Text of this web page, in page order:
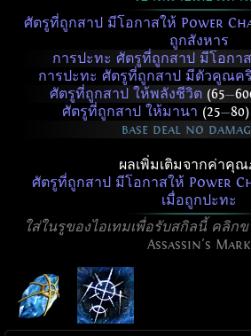
ศัตรูที่ถูกสาป มีโอกาสให้ Power
ถูกสังหาร
การปะทะ ศัตรูที่ถูกสาป มีโอกา
การปะทะ ศัตรูที่ถูกสาป มีตัวคูณค
ศัตรูที่ถูกสาป ให้พลังชีวิต (65—
ศัตรูที่ถูกสาป ให้มานา (25—80)
base deal no
ผลเพิ่มเติมจากค่าคุ
ศัตรูที่ถูกสาป มีโอกาสให้ Power
เมื่อถูกปะทะ
ใส่ในรูของไอเทมเพื่อรับสกิลนี้ คลิก
Assassin's Mark